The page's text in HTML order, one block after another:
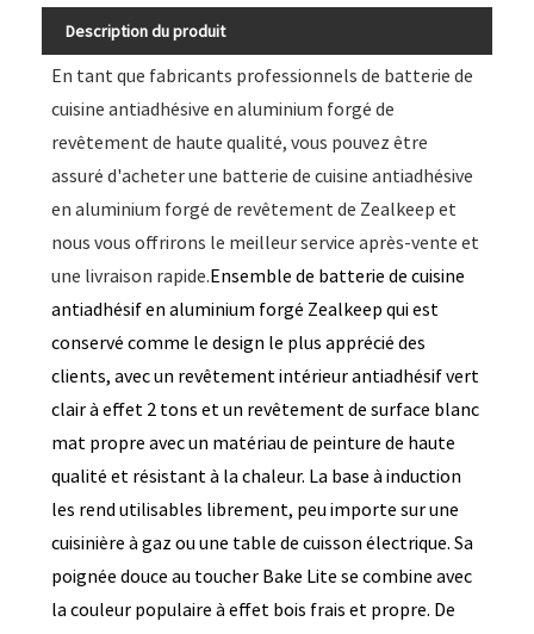
Description du produit
En tant que fabricants professionnels de batterie de
cuisine antiadhésive en aluminium forgé de
revêtement de haute qualité, vous pouvez être
assuré d'acheter une batterie de cuisine antiadhésive
en aluminium forgé de revêtement de Zealkeep et
nous vous offrirons le meilleur service après-vente et
une livraison rapide.Ensemble de batterie de cuisine
antiadhésif en aluminium forgé Zealkeep qui est
conservé comme le design le plus apprécié des
clients, avec un revêtement intérieur antiadhésif vert
clair à effet 2 tons et un revêtement de surface blanc
mat propre avec un matériau de peinture de haute
qualité et résistant à la chaleur. La base à induction
les rend utilisables librement, peu importe sur une
cuisinière à gaz ou une table de cuisson électrique. Sa
poignée douce au toucher Bake Lite se combine avec
la couleur populaire à effet bois frais et propre. De